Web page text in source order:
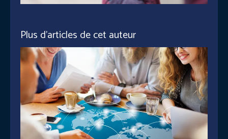
Plus d'articles de cet auteur